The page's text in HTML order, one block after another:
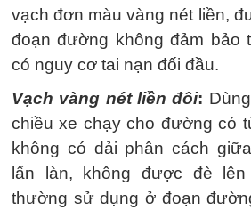
vạch đơn màu vàng nét liền,
đoạn đường không đảm bảo
có nguy cơ tai nạn đối đầu.
Vạch vàng nét liền đôi:
chiều xe chạy cho đường có
không có dải phân cách
lấn làn, không được đè
thường sử dụng ở đoạn